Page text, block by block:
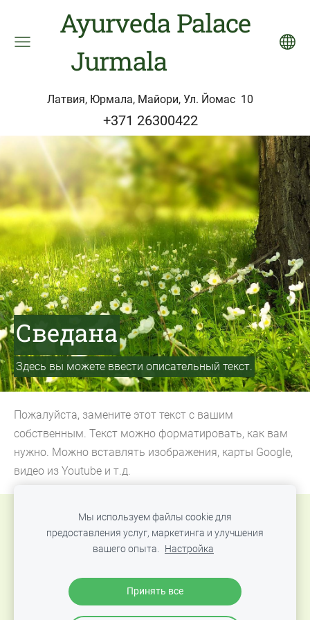
Ayurveda Palace
Jurmala
Латвия, Юрмала, Майори, Ул. Йомас 10
+371 26300422
Сведана
Здесь вы можете ввести описательный текст.
Пожалуйста, замените этот текст с вашим
собственным. Текст можно форматировать, как вам
нужно. Можно вставлять изображения, карты Google,
видео из Youtube и т.д.
Файлы cookie
© 2016-2024 Аюрведический центр «Ayurveda Palace
Jurmala», Официальный сайт
Мы используем файлы cookie для
предоставления услуг, маркетинга и улучшения
вашего опыта. Настройка
Принять все